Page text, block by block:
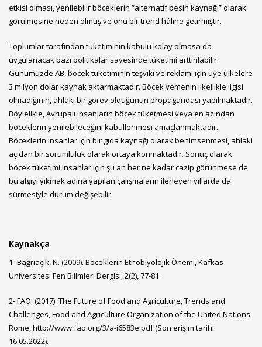
etkisi olması, yenilebilir böceklerin “alternatif besin kaynağı” olarak
görülmesine neden olmuş ve onu bir trend hâline getirmiştir.
Toplumlar tarafından tüketiminin kabulü kolay olmasa da
uygulanacak bazı politikalar sayesinde tüketimi arttırılabilir.
Günümüzde AB, böcek tüketiminin teşviki ve reklamı için üye ülkelere
3 milyon dolar kaynak aktarmaktadır. Böcek yemenin ilkellikle ilgisi
olmadığının, ahlaki bir görev olduğunun propagandası yapılmaktadır.
Böylelikle, Avrupalı insanların böcek tüketmesi veya en azından
böceklerin yenilebileceğini kabullenmesi amaçlanmaktadır.
Böceklerin insanlar için bir gıda kaynağı olarak benimsenmesi, ahlaki
açıdan bir sorumluluk olarak ortaya konmaktadır. Sonuç olarak
böcek tüketimi insanlar için şu an her ne kadar cazip görünmese de
bu algıyı yıkmak adına yapılan çalışmaların ilerleyen yıllarda da
sürmesiyle durum değişebilir.
Kaynakça
1- Bağrıaçık, N. (2009). Böceklerin Etnobiyolojik Önemi, Kafkas
Üniversitesi Fen Bilimleri Dergisi, 2(2), 77-81.
2- FAO. (2017). The Future of Food and Agriculture, Trends and
Challenges, Food and Agriculture Organization of the United Nations
Rome,http://www.fao.org/3/a-i6583e.pdf(Son erişim tarihi:
16.05.2022).